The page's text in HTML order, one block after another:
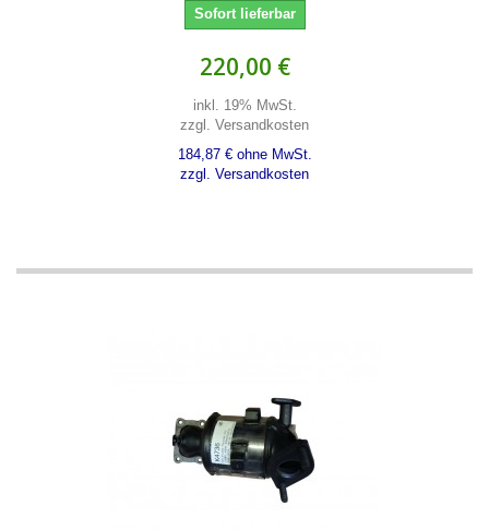
Sofort lieferbar
220,00 €
inkl. 19% MwSt.
zzgl. Versandkosten
184,87 € ohne MwSt.
zzgl. Versandkosten